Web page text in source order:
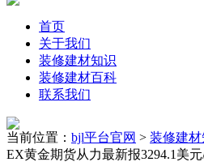
首页
关于我们
装修建材知识
装修建材百科
联系我们
当前位置： bjl平台官网 > 装修建材
EX黄金期货从力最新报3294.1美元